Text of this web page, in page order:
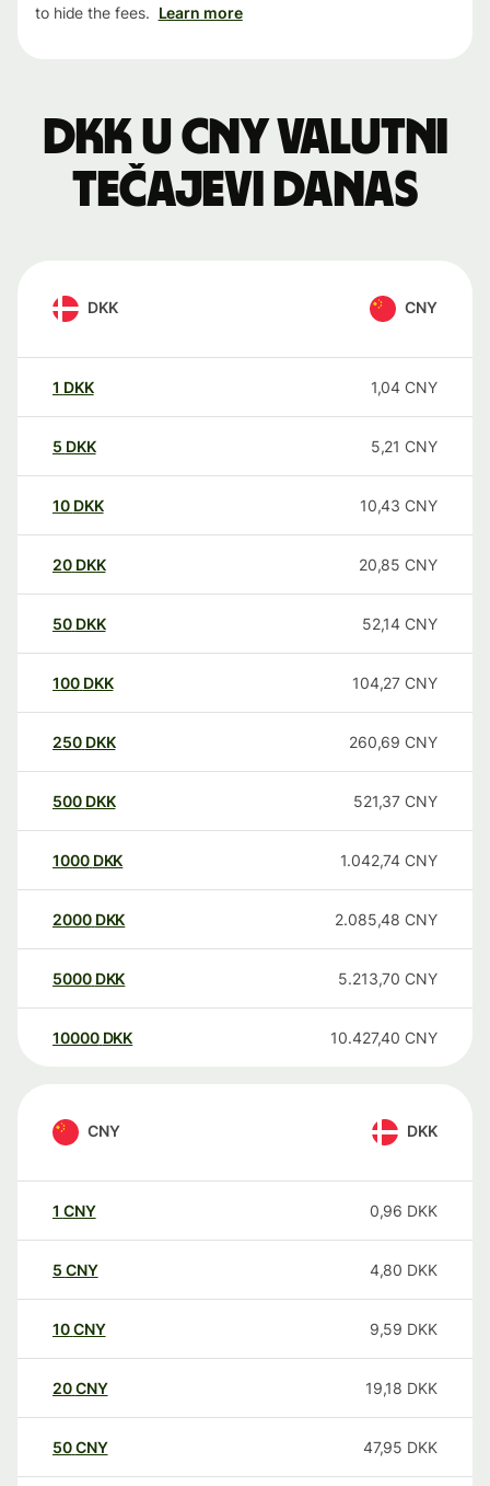
to hide the fees. Learn more
DKK u CNY valutni
tečajevi danas
DKK CNY
1 DKK 1,04 CNY
5 DKK 5,21 CNY
10 DKK 10,43 CNY
20 DKK 20,85 CNY
50 DKK 52,14 CNY
100 DKK 104,27 CNY
250 DKK 260,69 CNY
500 DKK 521,37 CNY
1000 DKK 1.042,74 CNY
2000 DKK 2.085,48 CNY
5000 DKK 5.213,70 CNY
10000 DKK 10.427,40 CNY
CNY DKK
1 CNY 0,96 DKK
5 CNY 4,80 DKK
10CNY 9,59 DKK
20CNY 19,18 DKK
50CNY 47,95 DKK